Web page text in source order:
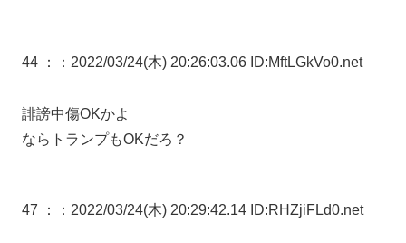
44 ： ：2022/03/24(木) 20:26:03.06 ID:MftLGkVo0.net
誹謗中傷OKかよ
ならトランプもOKだろ？
47 ： ：2022/03/24(木) 20:29:42.14 ID:RHZjiFLd0.net